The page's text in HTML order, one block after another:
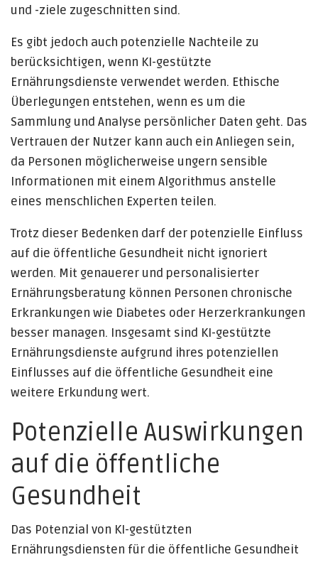
und -ziele zugeschnitten sind.
Es gibt jedoch auch potenzielle Nachteile zu
berücksichtigen, wenn KI-gestützte
Ernährungsdienste verwendet werden. Ethische
Überlegungen entstehen, wenn es um die
Sammlung und Analyse persönlicher Daten geht. Das
Vertrauen der Nutzer kann auch ein Anliegen sein,
da Personen möglicherweise ungern sensible
Informationen mit einem Algorithmus anstelle
eines menschlichen Experten teilen.
Trotz dieser Bedenken darf der potenzielle Einfluss
auf die öffentliche Gesundheit nicht ignoriert
werden. Mit genauerer und personalisierter
Ernährungsberatung können Personen chronische
Erkrankungen wie Diabetes oder Herzerkrankungen
besser managen. Insgesamt sind KI-gestützte
Ernährungsdienste aufgrund ihres potenziellen
Einflusses auf die öffentliche Gesundheit eine
weitere Erkundung wert.
Potenzielle Auswirkungen
auf die öffentliche
Gesundheit
Das Potenzial von KI-gestützten
Ernährungsdiensten für die öffentliche Gesundheit